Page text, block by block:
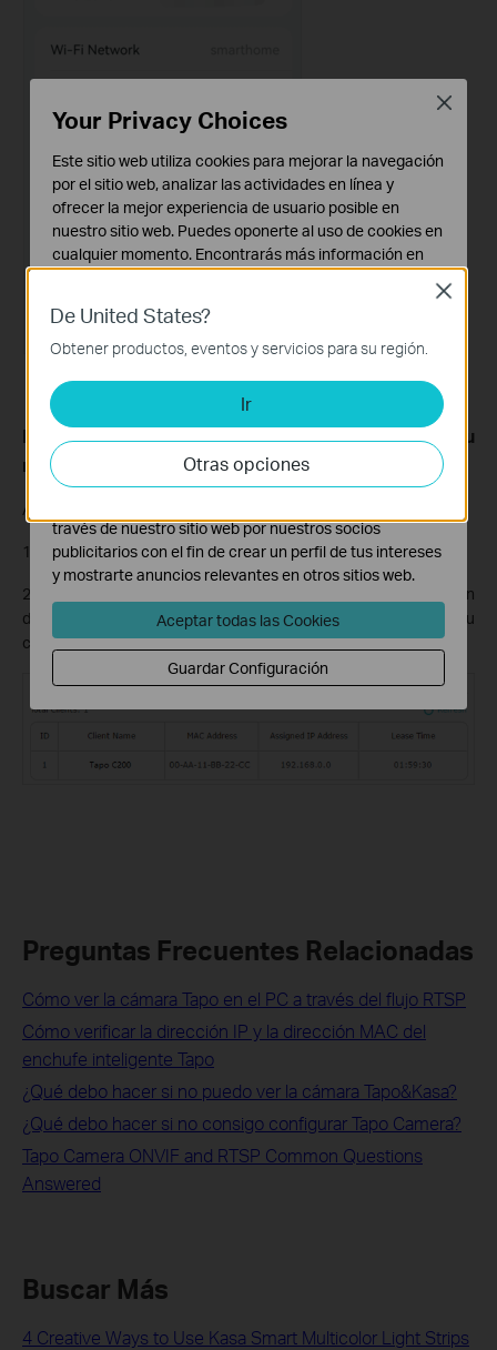
Método 2: A través de la página de gestión web de tu
router
Aquí tomamos el router TP-Link Archer C7 como ejemplo.
1. Inicia sesión en la página de gestión de tu router.
2. Ve a
y localiza la sección
de
Lista de Clientes DHCPpara encontrar la dirección IP de tu
cámara.
Preguntas Frecuentes Relacionadas
Cómo ver la cámara Tapo en el PC a través del flujo RTSP
Cómo verificar la dirección IP y la dirección MAC del
enchufe inteligente Tapo
¿Qué debo hacer si no puedo ver la cámara Tapo&Kasa?
¿Qué debo hacer si no consigo configurar Tapo Camera?
Tapo Camera ONVIF and RTSP Common Questions
Answered
Buscar Más
4 Creative Ways to Use Kasa Smart Multicolor Light Strips
De United States?
Obtener productos, eventos y servicios para su región.
Ir
Otras opciones
Close
Your Privacy Choices
Este sitio web utiliza cookies para mejorar la navegación
por el sitio web, analizar las actividades en línea y
ofrecer la mejor experiencia de usuario posible en
nuestro sitio web. Puedes oponerte al uso de cookies en
cualquier momento. Encontrarás más información en
Cookies Básicas
Estas cookies son necesarias para el funcionamiento
del sitio web y no pueden desactivarse en tu sistema.
Cookies de Análisis y de Marketing
Las cookies de análisis nos permiten analizar tus
actividades en nuestro sitio web con el fin de mejorar y
adaptar la funcionalidad del mismo.
través de nuestro sitio web por nuestros socios
publicitarios con el fin de crear un perfil de tus intereses
y mostrarte anuncios relevantes en otros sitios web.
Aceptar todas las Cookies
Guardar Configuración
Close